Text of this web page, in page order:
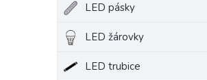
LED pásky
LED žárovky
LED trubice